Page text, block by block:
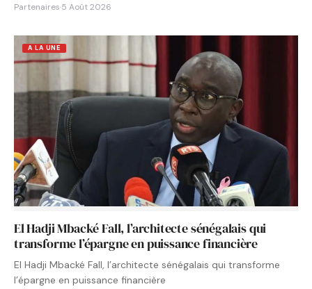
Partenaires·5 Août 2026
A LA UNE
El Hadji Mbacké Fall, l’architecte sénégalais qui
transforme l’épargne en puissance financière
El Hadji Mbacké Fall, l’architecte sénégalais qui transforme
l’épargne en puissance financière